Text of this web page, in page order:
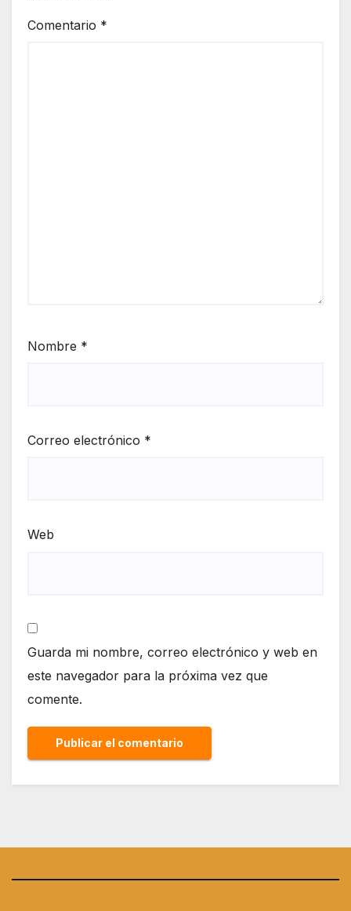
Comentario *
Nombre *
Correo electrónico *
Web
Guarda mi nombre, correo electrónico y web en
este navegador para la próxima vez que
comente.